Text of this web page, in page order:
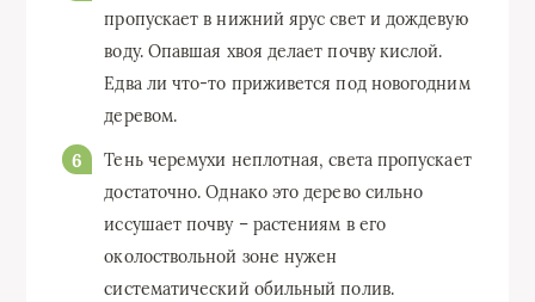
пропускает в нижний ярус свет и дождевую
воду. Опавшая хвоя делает почву кислой.
Едва ли что-то приживется под новогодним
деревом.
Тень черемухи неплотная, света пропускает
достаточно. Однако это дерево сильно
иссушает почву – растениям в его
околоствольной зоне нужен
систематический обильный полив.